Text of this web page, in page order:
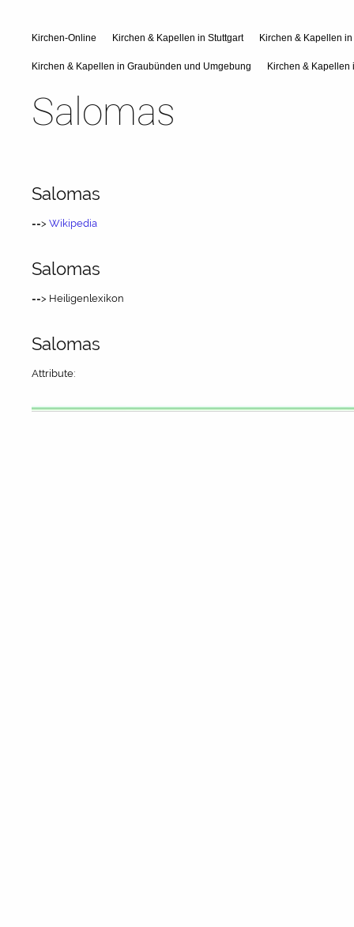
Kirchen-Online Kirchen & Kapellen in Stuttgart Kirchen & Kapellen
Kirchen & Kapellen in Graubünden und Umgebung Kirchen & Kapellen
Salomas
Salomas
==> Wikipedia
Salomas
==> Heiligenlexikon
Salomas
Attribute: